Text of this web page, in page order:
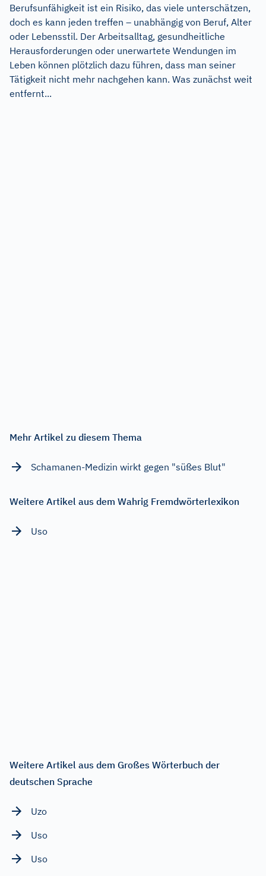
Berufsunfähigkeit ist ein Risiko, das viele unterschätzen,
doch es kann jeden treffen – unabhängig von Beruf, Alter
oder Lebensstil. Der Arbeitsalltag, gesundheitliche
Herausforderungen oder unerwartete Wendungen im
Leben können plötzlich dazu führen, dass man seiner
Tätigkeit nicht mehr nachgehen kann. Was zunächst weit
entfernt...
Mehr Artikel zu diesem Thema
Schamanen-Medizin wirkt gegen "süßes Blut"
Weitere Artikel aus dem Wahrig Fremdwörterlexikon
Uso
Weitere Artikel aus dem Großes Wörterbuch der
deutschen Sprache
Uzo
Uso
Uso